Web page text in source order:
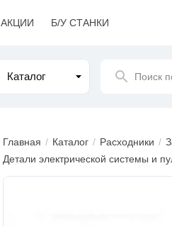
Каталог Поиск
АКЦИИ Б/У СТАНКИ
Главная Каталог Расходники
Детали электрической системы и
Изображения